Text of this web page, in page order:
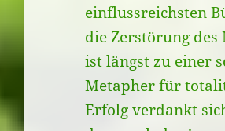
einflussreichsten
die Zerstörung
ist längst zu einer
Metapher für
Erfolg verdankt